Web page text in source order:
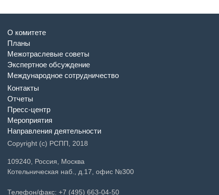
О комитете
Планы
Межотраслевые советы
Экспертное обсуждение
Международное сотрудничество
Контакты
Отчеты
Пресс-центр
Мероприятия
Направления деятельности
109240, Россия, Москва